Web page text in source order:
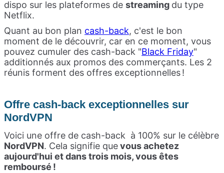
dispo sur les plateformes de streaming du type
Netflix.
Quant au bon plan cash-back, c'est le bon
moment de le découvrir, car en ce moment, vous
pouvez cumuler des cash-back "Black Friday"
additionnés aux promos des commerçants. Les 2
réunis forment des offres exceptionnelles !
Offre cash-back exceptionnelles sur
NordVPN
Voici une offre de cash-back à 100% sur le célèbre
NordVPN. Cela signifie quevous achetez
aujourd'hui et dans trois mois, vous êtes
remboursé !